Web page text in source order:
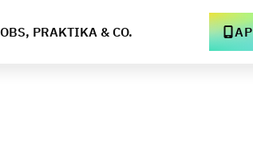
PRAKTIKA & CO.